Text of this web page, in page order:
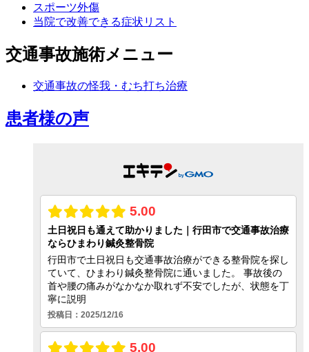
スポーツ外傷
当院で改善できる症状リスト
交通事故施術メニュー
交通事故の怪我・むち打ち治療
患者様の声